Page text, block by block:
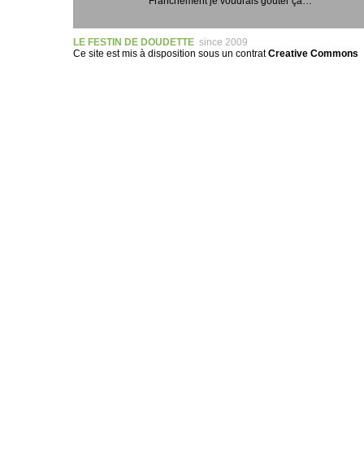
LE FESTIN DE DOUDETTE since 2009
Ce site est mis à disposition sous un contratCreative Commons